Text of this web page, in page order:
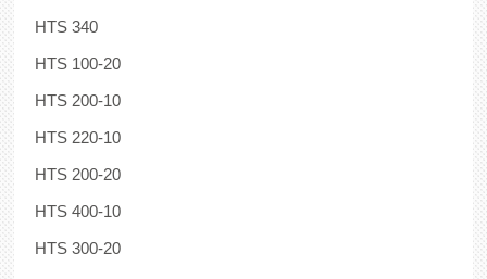
HTS 340
HTS 100-20
HTS 200-10
HTS 220-10
HTS 200-20
HTS 400-10
HTS 300-20